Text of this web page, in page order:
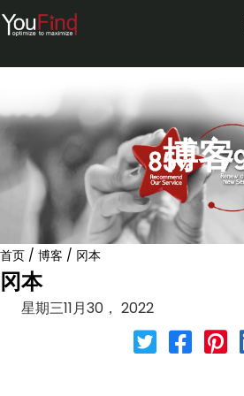
跳
至
容
博客
首页 / 博客 / 冈本
冈本
星期三11月30， 2022